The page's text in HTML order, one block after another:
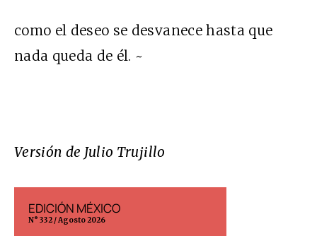
como el deseo se desvanece hasta que
nada queda de él. ~
Versión de Julio Trujillo
EDICIÓN MÉXICO
N° 332 / Agosto 2026